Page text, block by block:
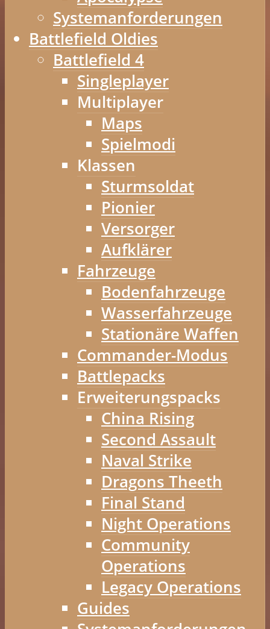
Systemanforderungen
Battlefield Oldies
Battlefield 4
Singleplayer
Multiplayer
Maps
Spielmodi
Klassen
Sturmsoldat
Pionier
Versorger
Aufklärer
Fahrzeuge
Bodenfahrzeuge
Wasserfahrzeuge
Stationäre Waffen
Commander-Modus
Battlepacks
Erweiterungspacks
China Rising
Second Assault
Naval Strike
Dragons Theeth
Final Stand
Night Operations
Community
Operations
Legacy Operations
Guides